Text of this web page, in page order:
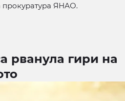
прокуратура ЯНАО.
рванула гири на